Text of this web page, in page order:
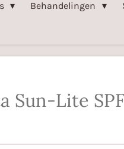
Behandelingen
Sun-Lite